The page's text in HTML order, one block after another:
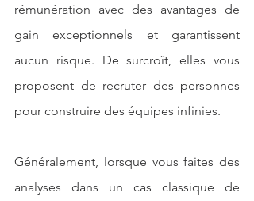
rémunération avec des avantages de
gain exceptionnels et garantissent
aucun risque. De surcroît, elles vous
proposent de recruter des personnes
pour construire des équipes infinies.
Généralement, lorsque vous faites des
analyses dans un cas classique de